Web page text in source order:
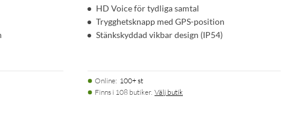
HD Voice för tydliga samtal
Trygghetsknapp med GPS-position
Stänkskyddad vikbar design (IP54)
Online: 100+ st
Finns i 108 butiker. Välj butik